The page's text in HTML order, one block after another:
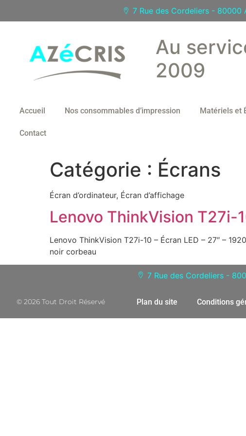
7 Rue des Cordeliers - 80000
Au
2009
Accueil Nos consommables d’impression Matériels et
Contact
Catégorie : Écrans
Écran d’ordinateur, Écran d’affichage
Lenovo ThinkVision T27i-
Lenovo ThinkVision T27i-10 – Écran LED – 27″ –
noir corbeau
7 Rue des Cordeliers -
© 2026 Tout Droit Réservé Plan du site Conditions